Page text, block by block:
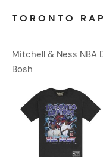
TORONTO
Mitchell & Ness NBA
Bosh